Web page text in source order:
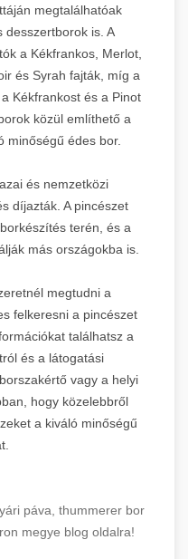
megtalálhatóak
desszertborok is. A
a Kékfrankos, Merlot,
és Syrah fajták, míg a
Kékfrankost és a Pinot
közül említhető a
minőségű édes bor.
és nemzetközi
díjazták. A pincészet
terén, és a
más országokba is.
megtudni a
felkeresni a pincészet
találhatsz a
és a látogatási
vagy a helyi
hogy közelebbről
a kiváló minőségű
páva, thummerer bor
megye blog oldalra!